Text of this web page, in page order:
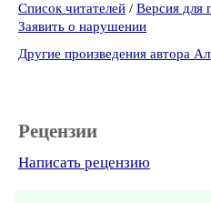
Список читателей / Версия для
Заявить о нарушении
Другие произведения автора
Рецензии
Написать рецензию